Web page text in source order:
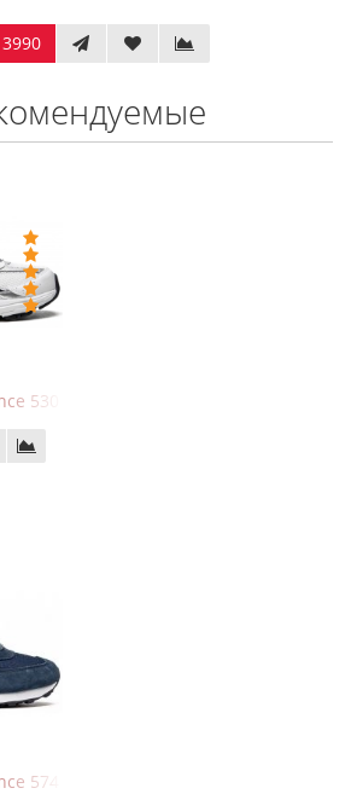
530 White Silver Navy
574 Navy Blue White